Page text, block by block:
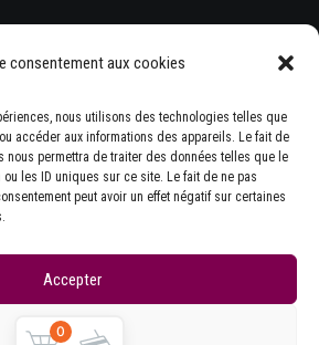
consentement aux cookies
nous utilisons des technologies telles que
accéder aux informations des appareils. Le fait de
nous permettra de traiter des données telles que le
les ID uniques sur ce site. Le fait de ne pas
peut avoir un effet négatif sur certaines
Accepter
Refuser
GÉNÉRALES
0